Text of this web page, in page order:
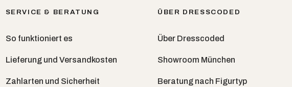
SERVICE & BERATUNG
So funktioniert es
Lieferung und Versandkosten
Zahlarten und Sicherheit
ÜBER DRESSCODED
Über Dresscoded
Showroom München
Beratung nach Figurtyp